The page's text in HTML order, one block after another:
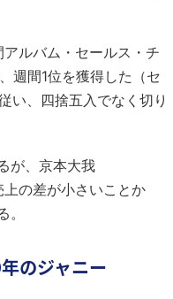
ルバム・セールス・チ
週間1位を獲得した（セ
い、四捨五入でなく切り
が、京本大我
上の差が小さいことか
のジャニー